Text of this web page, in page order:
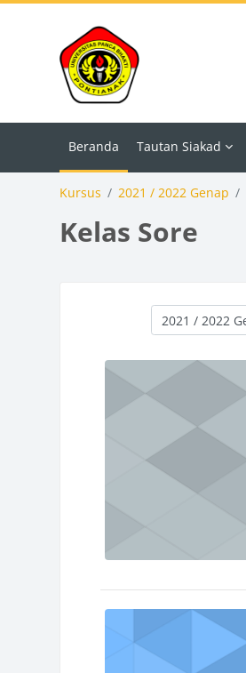
Beranda Tautan Siakad
Kursus 2021 / 2022 Genap
Kelas Sore
Kategori kursus